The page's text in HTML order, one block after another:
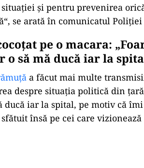
și pentru prevenirea
se arată în comunicatul
pe o macara:
o să mă ducă iar la
a făcut mai multe
despre situația politică din
ducă iar la spital, pe motiv că
însă pe cei care